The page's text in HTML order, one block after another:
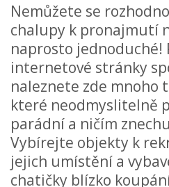
Nemůžete se
chalupy k pronajmutí
naprosto jednoduché!
internetové stránky
naleznete zde mnoho
které neodmyslitelně
parádní a ničím
Vybírejte objekty k
jejich umístění a
chatičky blízko